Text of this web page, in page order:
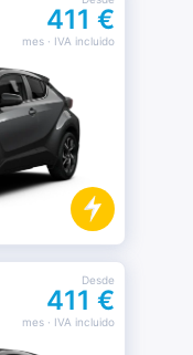
411 €
mes· IVA incluido
Desde
411 €
mes· IVA incluido